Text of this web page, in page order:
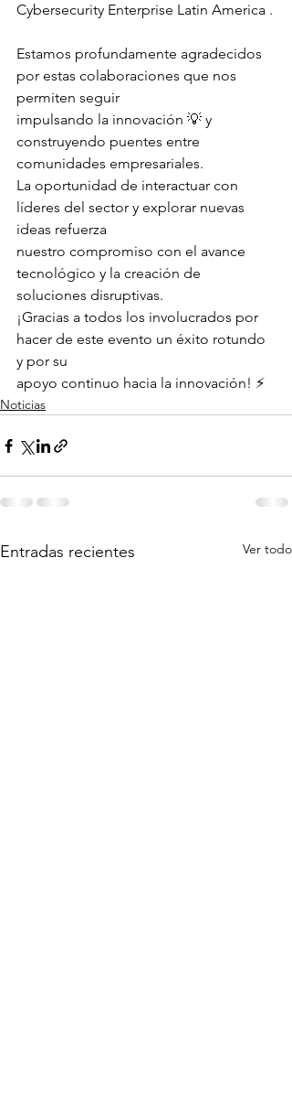
Cybersecurity Enterprise Latin America .
Estamos profundamente agradecidos
por estas colaboraciones que nos
permiten seguir
impulsando la innovación 💡 y
construyendo puentes entre
comunidades empresariales.
La oportunidad de interactuar con
líderes del sector y explorar nuevas
ideas refuerza
nuestro compromiso con el avance
tecnológico y la creación de
soluciones disruptivas.
¡Gracias a todos los involucrados por
hacer de este evento un éxito rotundo
y por su
apoyo continuo hacia la innovación! ⚡
Noticias
Entradas recientes Ver todo